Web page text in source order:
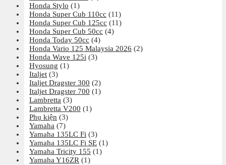
Honda Stylo (1)
Honda Super Cub 110cc (11)
Honda Super Cub 125cc (11)
Honda Super Cub 50cc (4)
Honda Today 50cc (4)
Honda Vario 125 Malaysia 2026 (2)
Honda Wave 125i (3)
Hyosung (1)
Italjet (3)
Italjet Dragster 300 (2)
Italjet Dragster 700 (1)
Lambretta (3)
Lambretta V200 (1)
Phụ kiện (3)
Yamaha (7)
Yamaha 135LC Fi (3)
Yamaha 135LC Fi SE (1)
Yamaha Tricity 155 (1)
Yamaha Y16ZR (1)